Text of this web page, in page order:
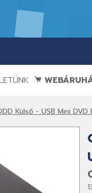
Külső - USB Mini